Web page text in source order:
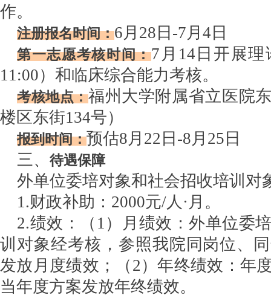
作。
注册报名时间：6月28日-7月4日
第一志愿考核时间：7月14日开展理
11:00）和临床综合能力考核。
考核地点：福州大学附属省立医院
楼区东街134号）
报到时间：预估8月22日-8月25日
三、 待遇保障
外单位委培对象和社会招收培训对
1.财政补助：2000元/人·月。
2.绩效：（1）月绩效：外单位委
训对象经考核，参照我院同岗位、
发放月度绩效；（2）年终绩效：年
当年度方案发放年终绩效。